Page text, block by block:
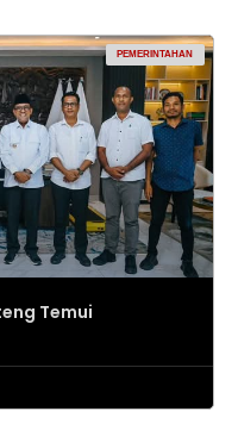
PEMERINTAHAN
Temui